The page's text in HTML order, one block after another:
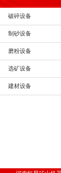
破碎设备
制砂设备
磨粉设备
选矿设备
建材设备